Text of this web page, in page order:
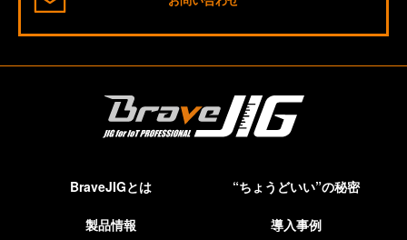
BraveJIGとは “ちょうどいい”の秘密
製品情報 導入事例